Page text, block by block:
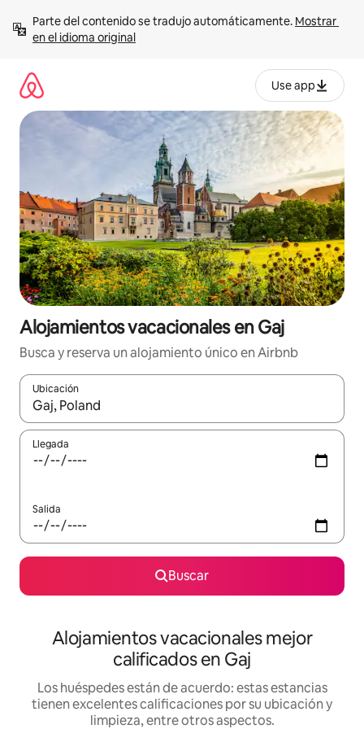
contenido
Parte del contenido se tradujo automáticamente. Mostrar
en el idioma original
Use app
Alojamientos vacacionales en Gaj
Busca y reserva un alojamiento único en Airbnb
Ubicación
Cuando los resultados estén disponibles, podrás navegar
Llegada
Salida
Buscar
Alojamientos vacacionales mejor
calificados en Gaj
Los huéspedes están de acuerdo: estas estancias
tienen excelentes calificaciones por su ubicación y
limpieza, entre otros aspectos.